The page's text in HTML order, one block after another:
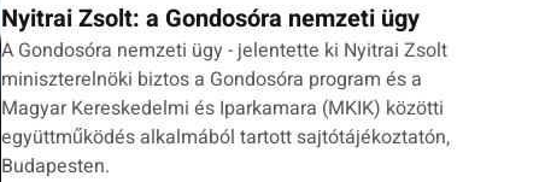
Nyitrai Zsolt: a Gondosóra nemzeti ügy
A Gondosóra nemzeti ügy - jelentette ki Nyitrai Zsolt
miniszterelnöki biztos a Gondosóra program és a
Magyar Kereskedelmi és Iparkamara (MKIK) közötti
együttműködés alkalmából tartott sajtótájékoztatón,
Budapesten.